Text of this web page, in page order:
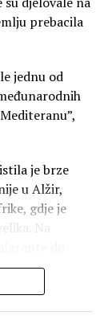
genocidu”
na Gazu i
napada
kritikovao
prebacila
jednu od
je brze
u Alžir,
gdje je
Na